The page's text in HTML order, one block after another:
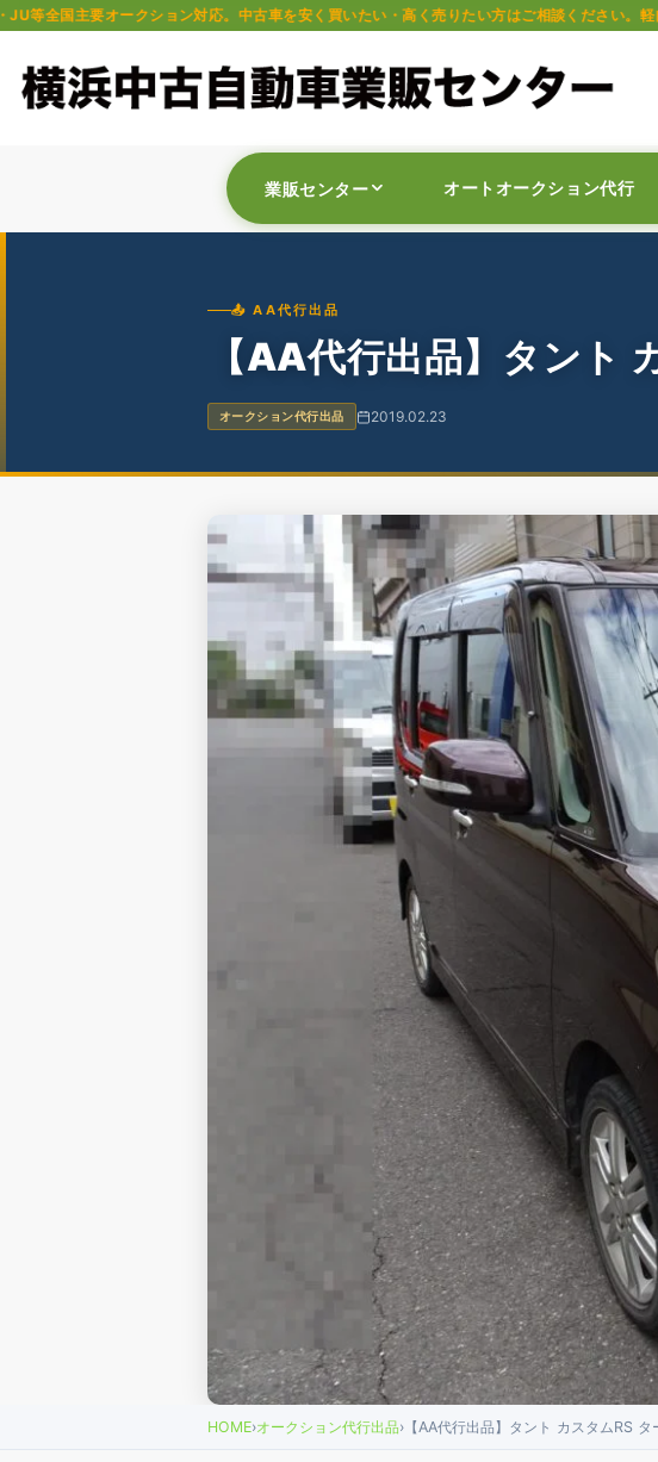
対応。中古車を安く買いたい・高く売りたい方はご相談ください。軽自動車・普通車・トラ
業販センター オートオークション代行
📤 AA代行出品
【AA代行出品】タント
オークション代行出品 2019.02.23
HOME›オークション代行出品› 【AA代行出品】タント カスタムRS タ